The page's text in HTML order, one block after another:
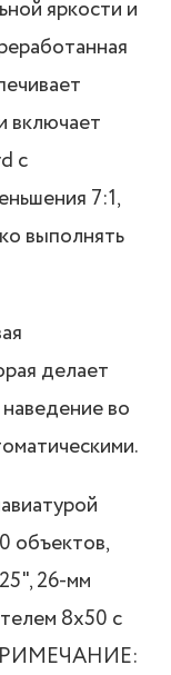
яркости и
включает
с
7:1,
выполнять
делает
во
объектов,
26-мм
8x50 с